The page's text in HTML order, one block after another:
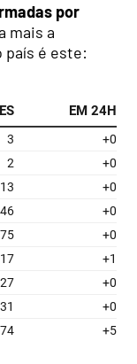
por
mais a
país é este: